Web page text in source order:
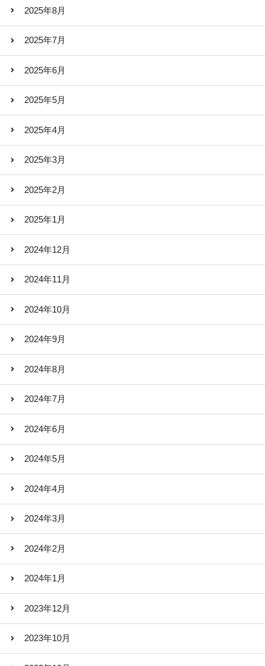
2025年8月
2025年7月
2025年6月
2025年5月
2025年4月
2025年3月
2025年2月
2025年1月
2024年12月
2024年11月
2024年10月
2024年9月
2024年8月
2024年7月
2024年6月
2024年5月
2024年4月
2024年3月
2024年2月
2024年1月
2023年12月
2023年10月